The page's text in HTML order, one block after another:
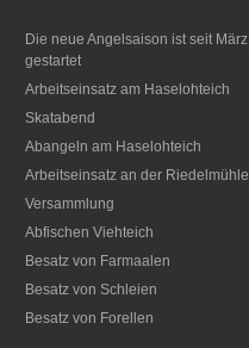
Die neue Angelsaison ist seit März
gestartet
Arbeitseinsatz am Haselohteich
Skatabend
Abangeln am Haselohteich
Arbeitseinsatz an der Riedelmühle
Versammlung
Abfischen Viehteich
Besatz von Farmaalen
Besatz von Schleien
Besatz von Forellen